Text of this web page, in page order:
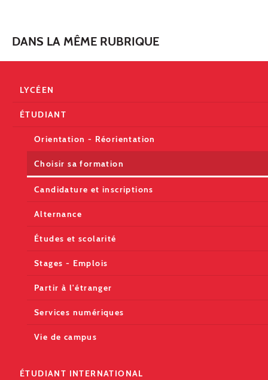
DANS LA MÊME RUBRIQUE
LYCÉEN
ÉTUDIANT
Orientation - Réorientation
Choisir sa formation
Candidature et inscriptions
Alternance
Études et scolarité
Stages - Emplois
Partir à l'étranger
Services numériques
Vie de campus
ÉTUDIANT INTERNATIONAL